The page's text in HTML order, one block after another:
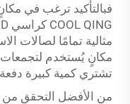
فبالتأكيد ترغب في
مثالية تمامًا لصالات
مكانٍ يُستخدم لتجمعات
تشتري كمية كبيرة
من الأفضل التحقق من